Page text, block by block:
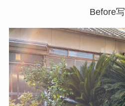
Before